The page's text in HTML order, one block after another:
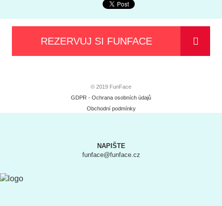
REZERVUJ SI FUNFACE
© 2019 FunFace
GDPR - Ochrana osobních údajů
Obchodní podmínky
NAPIŠTE
funface@funface.cz